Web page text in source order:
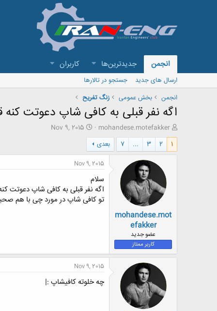
انجمن جدیدترین‌ها کاربران
ارسال های جدید
جستجو در تالارها
انجمن
بخش عمومی زنگ تفريح
اگه نفر قبلی به کافی شاپ دعوتت کنه
ش
ر
ع
و
ع
mohandese.motefakker
ت
ی
خ
و
ع
Nov 9, 2015
1
2
3
...
7 بعدی
mohandese.mot
efakker
عضو جدید
کاربر ممتاز
Nov 9, 2015
سلام
اگه نفر قبلی به کافی شاپ دعوتت
تو کافی شاپ در مورد چی با هم
Nov 9, 2015
چه خلوته کافیشاپ :|